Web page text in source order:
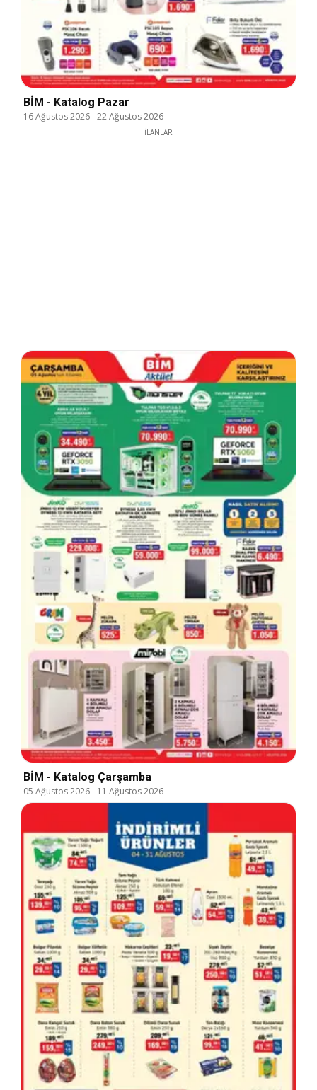
BİM - Katalog Pazar
16 Ağustos 2026-22 Ağustos 2026
İLANLAR
BİM - Katalog Çarşamba
05 Ağustos 2026- 11 Ağustos 2026